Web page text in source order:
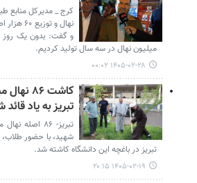
کرج _ مدیرکل منابع
نهال و
میلیون نهال در سه سال تولید کردیم.
۱۴۰۵-۰۲-۲۸ ۰۰:۰۲
کاشت
تبریز به یاد
شهید، با حضور
تبریز در باغچه این دانشگاه کاشته شد.
۱۴۰۵-۰۲-۱۹ ۲۰:۱۵